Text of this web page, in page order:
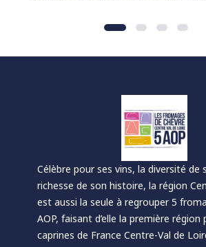
Célèbre pour ses vins, la diversité de
richesse de son histoire, la région
est aussi la seule à regrouper 5
AOP, faisant d’elle la première région
caprines de France Centre-Val de